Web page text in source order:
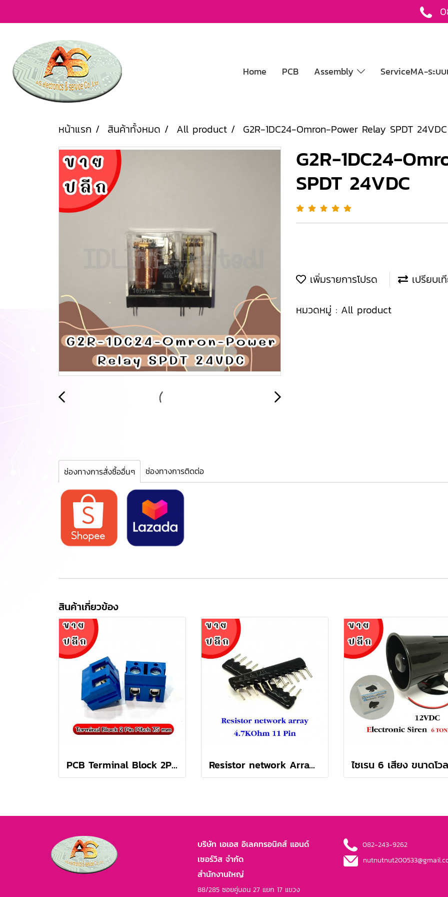
Home PCB Assembly ServiceMA-ระบ
หน้าแรก สินค้าทั้งหมด All product G2R-1DC24-Omron-Power Relay SPDT 24VDC
G2R-1DC24-
SPDT 24VDC
เพิ่มรายการโปรด เปรียบเ
หมวดหมู่ : All product
ช่องทางการสั่งซื้ออื่นๆ ช่องทางการติดต่อ
สินค้าเกี่ยวข้อง
PCB Terminal Block 2Pins, Pitch 7.5mm เทอร์มินอล คอนเนคเตอร์ (20 ตัว/ล็อต) Resistor network Array 4.7K 11 Pin ตัวต้านทานแบบอาร์เรย์ 11 ขา (5 ตัว/ล็อต)
บริษัท เอเอส อิเลคทรอนิคส์ แอนด์
เซอร์วิส จำกัด
สำนักงานใหญ่
88/285 ซอยคู่บอน 27 แยก 17 แขวง
082-243-9262